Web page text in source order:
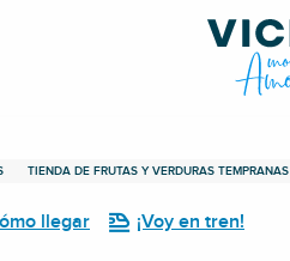
TIENDA DE FRUTAS Y VERDURAS TEMPRANAS
llegar ¡Voy en tren!